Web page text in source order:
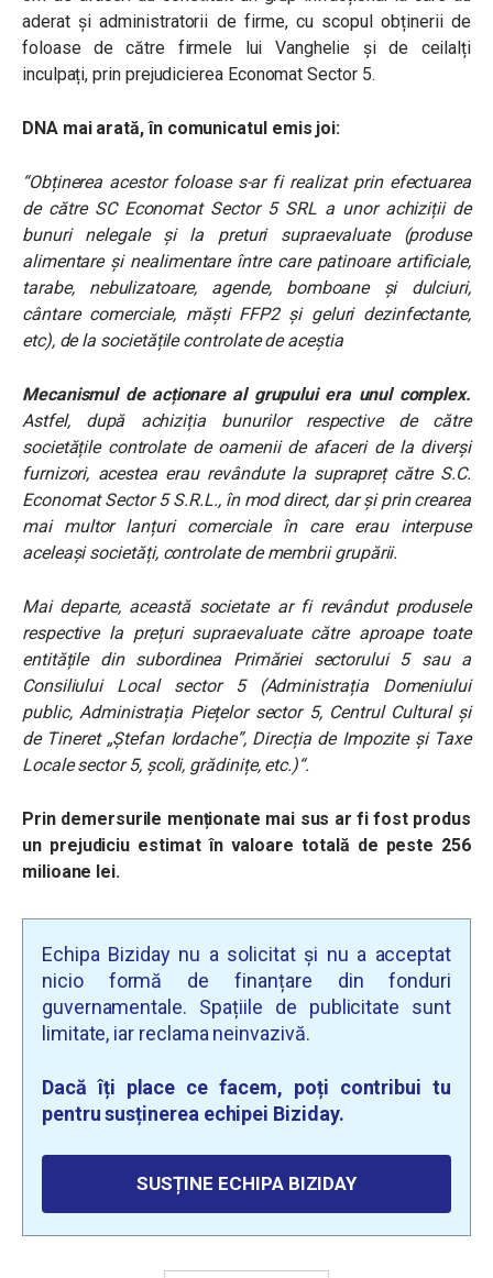
aderat și administratorii de firme, cu scopul obținerii de
foloase de către firmele lui Vanghelie și de ceilalți
inculpați, prin prejudicierea Economat Sector 5.
DNA mai arată, în comunicatul emis joi:
“Obținerea acestor foloase s-ar fi realizat prin efectuarea
de către SC Economat Sector 5 SRL a unor achiziții de
bunuri nelegale și la preturi supraevaluate (produse
alimentare și nealimentare între care patinoare artificiale,
tarabe, nebulizatoare, agende, bomboane și dulciuri,
cântare comerciale, măști FFP2 și geluri dezinfectante,
etc), de la societățile controlate de aceștia
Mecanismul de acționare al grupului era unul complex.
Astfel, după achiziția bunurilor respective de către
societățile controlate de oamenii de afaceri de la diverși
furnizori, acestea erau revândute la suprapreț către S.C.
Economat Sector 5 S.R.L., în mod direct, dar și prin crearea
mai multor lanțuri comerciale în care erau interpuse
aceleași societăți, controlate de membrii grupării.
Mai departe, această societate ar fi revândut produsele
respective la prețuri supraevaluate către aproape toate
entitățile din subordinea Primăriei sectorului 5 sau a
Consiliului Local sector 5 (Administrația Domeniului
public, Administrația Piețelor sector 5, Centrul Cultural și
de Tineret „Ștefan Iordache”, Direcția de Impozite și Taxe
Locale sector 5, școli, grădinițe, etc.)“.
Prin demersurile menționate mai sus ar fi fost produs
un prejudiciu estimat în valoare totală de peste 256
milioane lei.
Echipa Biziday nu a solicitat și nu a acceptat
nicio formă de finanțare din fonduri
guvernamentale. Spațiile de publicitate sunt
limitate, iar reclama neinvazivă.
Dacă îți place ce facem, poți contribui tu
pentru susținerea echipei Biziday.
SUSȚINE ECHIPA BIZIDAY